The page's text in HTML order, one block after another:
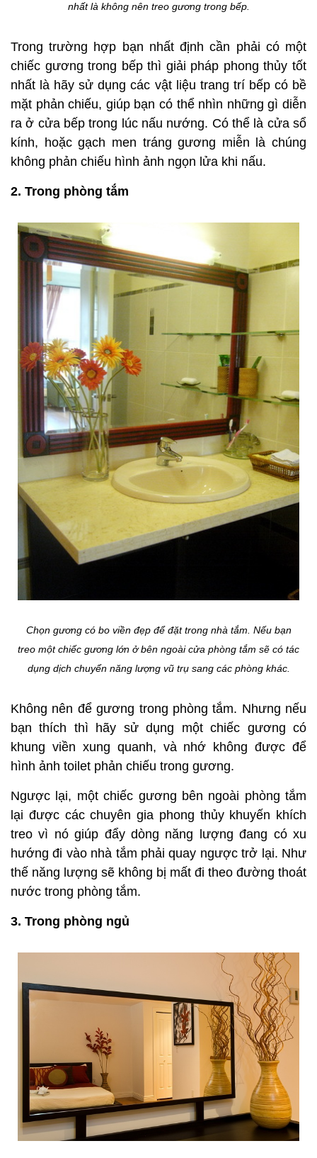
nhất là không nên treo gương trong bếp.
Trong trường hợp bạn nhất định cần phải có một
chiếc gương trong bếp thì giải pháp phong thủy tốt
nhất là hãy sử dụng các vật liệu trang trí bếp có bề
mặt phản chiếu, giúp bạn có thể nhìn những gì diễn
ra ở cửa bếp trong lúc nấu nướng. Có thể là cửa sổ
kính, hoặc gạch men tráng gương miễn là chúng
không phản chiếu hình ảnh ngọn lửa khi nấu.
2. Trong phòng tắm
Chọn gương có bo viền đẹp để đặt trong nhà tắm. Nếu bạn
treo một chiếc gương lớn ở bên ngoài cửa phòng tắm sẽ có tác
dụng dịch chuyển năng lượng vũ trụ sang các phòng khác.
Không nên để gương trong phòng tắm. Nhưng nếu
bạn thích thì hãy sử dụng một chiếc gương có
khung viền xung quanh, và nhớ không được để
hình ảnh toilet phản chiếu trong gương.
Ngược lại, một chiếc gương bên ngoài phòng tắm
lại được các chuyên gia phong thủy khuyến khích
treo vì nó giúp đẩy dòng năng lượng đang có xu
hướng đi vào nhà tắm phải quay ngược trở lại. Như
thế năng lượng sẽ không bị mất đi theo đường thoát
nước trong phòng tắm.
3. Trong phòng ngủ